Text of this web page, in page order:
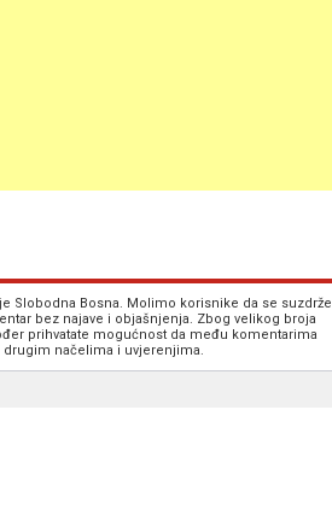
Slobodna Bosna. Molimo korisnike da se suzdrže
bez najave i objašnjenja. Zbog velikog broja
prihvatate mogućnost da među komentarima
načelima i uvjerenjima.